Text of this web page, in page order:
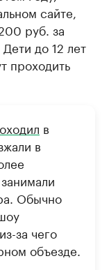
сайте,
руб. за
до 12 лет
проходить
в
в
Обычно
за чего
объезде.